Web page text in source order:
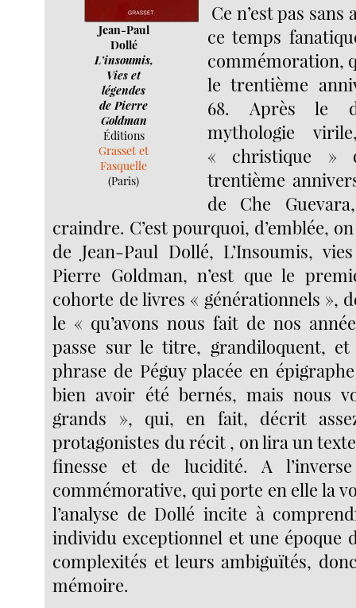
Jean-Paul
Dollé
L’insoumis,
Vies et
légendes
de Pierre
Goldman
Éditions
Grasset et
Fasquelle
(Paris)
Ce n’est pas
ce temps
commémoration,
le trentième
68. Après le
mythologie
« christique »
trentième
de Che
craindre. C’est pourquoi, d’emblée,
de Jean-Paul Dollé, L’Insoumis,
Pierre Goldman, n’est que le
cohorte de livres « générationnels »,
le « qu’avons nous fait de nos
passe sur le titre, grandiloquent, et
phrase de Péguy placée en
bien avoir été bernés, mais nous
grands », qui, en fait, décrit
protagonistes du récit , on lira un
finesse et de lucidité. A
commémorative, qui porte en elle la
l’analyse de Dollé incite à
individu exceptionnel et une époque
complexités et leurs ambiguïtés,
mémoire.